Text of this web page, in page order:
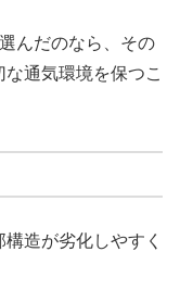
んだのなら、その
通気環境を保つこ
造が劣化しやすく